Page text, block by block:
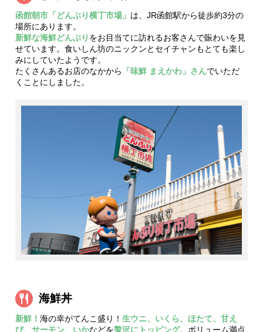
函館朝市「どんぶり横丁市場」 は、JR函館駅から徒歩約3分の
場所にあります。
新鮮な海鮮どんぶり をお目当てに訪れるお客さんで賑わいを見
せています。食いしん坊のニックンとセイチャンもとても楽し
みにしていたようです。
たくさんあるお店のなかから
「味鮮 まえかわ」さんでいただ
くことにしました。
海鮮丼
新鮮！海の幸がてんこ盛り！生ウニ、いくら、ほたて、甘え
び、サーモン、いかなどを贅沢にトッピング。ボリューム満点